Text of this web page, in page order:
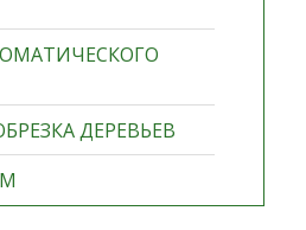
ДЕРЕВЬЕВ